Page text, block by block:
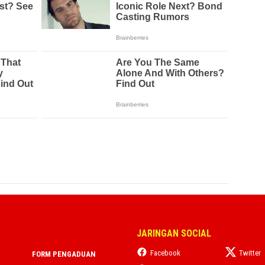
FORM PENGADUAN
JARINGAN SOCIAL
Facebook Twitter